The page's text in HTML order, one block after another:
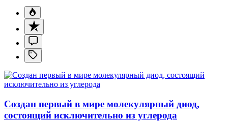
Создан первый в мире молекулярный диод,
состоящий исключительно из углерода